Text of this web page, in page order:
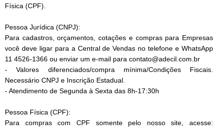
Física (CPF).
Pessoa Jurídica (CNPJ):
Para cadastros, orçamentos, cotações e compras para Empresas
você deve ligar para a Central de Vendas no telefone e WhatsApp
11 4526-1366 ou enviar um e-mail para contato@adecil.com.br
- Valores diferenciados/compra mínima/Condições Fiscais.
Necessário CNPJ e Inscrição Estadual.
- Atendimento de Segunda à Sexta das 8h-17:30h
Pessoa Física (CPF):
Para compras com CPF somente pelo nosso site, acesse: